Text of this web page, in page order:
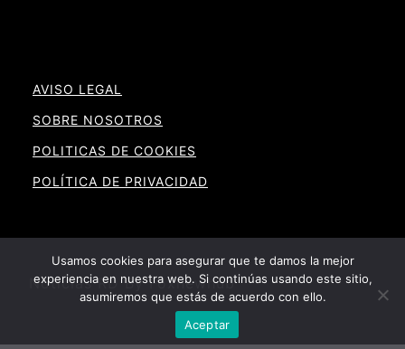
AVISO LEGAL
SOBRE NOSOTROS
POLITICAS DE COOKIES
POLÍTICA DE PRIVACIDAD
Noticias RD By Foxnewhub
Usamos cookies para asegurar que te damos la mejor
experiencia en nuestra web. Si continúas usando este sitio,
asumiremos que estás de acuerdo con ello.
Aceptar